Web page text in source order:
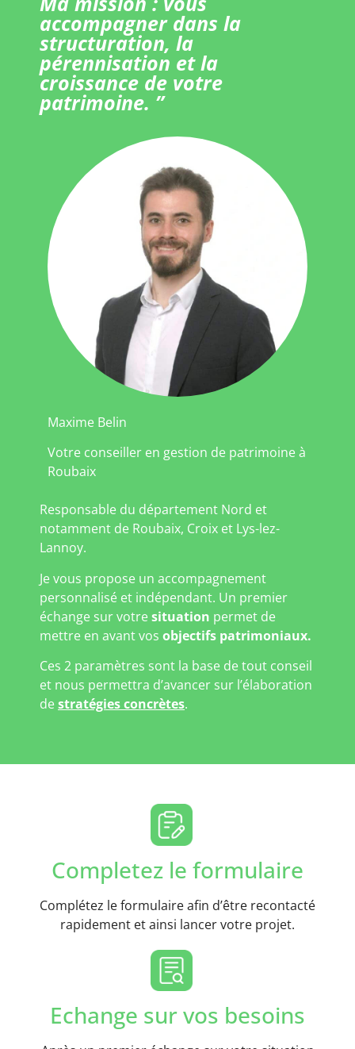
accompagner dans la
structuration, la
pérennisation et la
croissance de votre
patrimoine. ”
Maxime Belin
Votre conseiller en gestion de patrimoine à
Roubaix
Responsable du département Nord et
notamment de Roubaix, Croix et Lys-lez-
Lannoy.
Je vous propose un accompagnement
personnalisé et indépendant. Un premier
échange sur votresituation permet de
mettre en avant vos objectifs patrimoniaux.
Ces 2 paramètres sont la base de tout conseil
et nous permettra d’avancer sur l’élaboration
destratégies concrètes.
Completez le formulaire
Complétez le formulaire afin d’être recontacté
rapidement et ainsi lancer votre projet.
Echange sur vos besoins